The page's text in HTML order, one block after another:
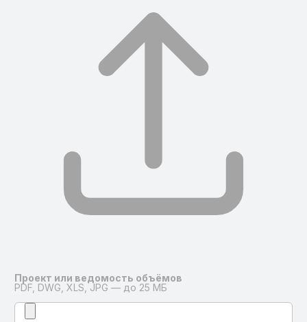
Проект или ведомость объёмов
PDF, DWG, XLS, JPG — до 25 МБ